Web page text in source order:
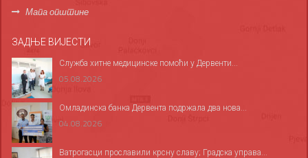
Мапа општине
ЗАДЊЕ ВИЈЕСТИ
Служба хитне медицинске помоћи у Дервенти...
05.08.2026
Омладинска банка Дервента подржала два нова...
04.08.2026
Ватрогасци прославили крсну славу; Градска управа...